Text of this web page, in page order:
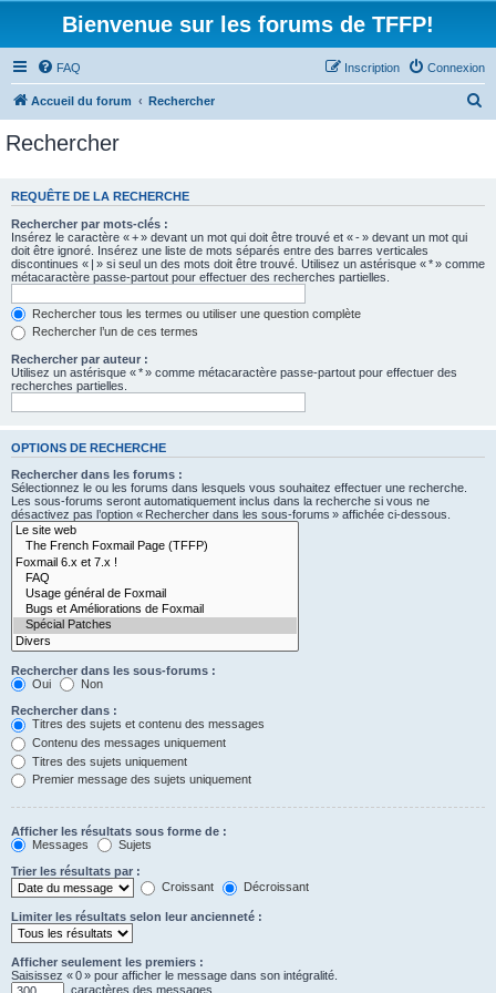
Bienvenue sur les forums de TFFP!
FAQ Connexion
Inscription
Accueil du forum Rechercher
e
Rechercher
REQUÊTE DE LA RECHERCHE
Rechercher par mots-clés :
Insérez le caractère « + » devant un mot qui doit être trouvé et « - » devant un mot qui
doit être ignoré. Insérez une liste de mots séparés entre des barres verticales
discontinues « | » si seul un des mots doit être trouvé. Utilisez un astérisque « * » comme
métacaractère passe-partout pour effectuer des recherches partielles.
Rechercher tous les termes ou utiliser une question complète
Rechercher l’un de ces termes
Rechercher par auteur :
Utilisez un astérisque « * » comme métacaractère passe-partout pour effectuer des
recherches partielles.
OPTIONS DE RECHERCHE
Rechercher dans les forums :
Sélectionnez le ou les forums dans lesquels vous souhaitez effectuer une recherche.
Les sous-forums seront automatiquement inclus dans la recherche si vous ne
désactivez pas l’option « Rechercher dans les sous-forums » affichée ci-dessous.
Rechercher dans les sous-forums :
Oui
Non
Rechercher dans :
Titres des sujets et contenu des messages
Contenu des messages uniquement
Titres des sujets uniquement
Premier message des sujets uniquement
Afficher les résultats sous forme de :
Messages
Sujets
Trier les résultats par :
Croissant
Décroissant
Limiter les résultats selon leur ancienneté :
Afficher seulement les premiers :
Saisissez « 0 » pour afficher le message dans son intégralité.
caractères des messages